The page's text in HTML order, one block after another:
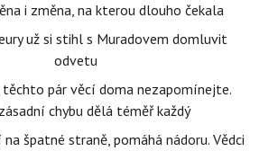
i změna, na kterou dlouho čekala
už si stihl s Muradovem domluvit
odvetu
těchto pár věcí doma nezapomínejte.
chybu dělá téměř každý
špatné straně, pomáhá nádoru. Vědci